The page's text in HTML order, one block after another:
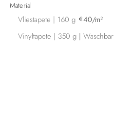
Material
Vliestapete | 160 g €40/m²
Vinyltapete | 350 g | Waschbar